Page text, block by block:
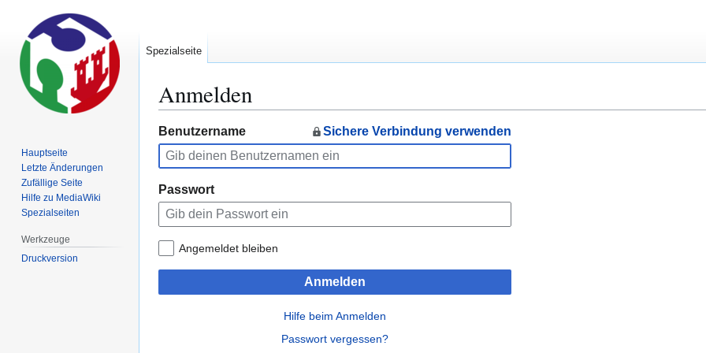
Anmelden
Zur
Navigation
springen
Zur
Suche
springen
Benutzername Sichere Verbindung verwenden
Passwort
Angemeldet bleiben
Anmelden
Hilfe beim Anmelden
Passwort vergessen?
Spezialseite
Hauptseite
Letzte Änderungen
Zufällige Seite
Hilfe zu MediaWiki
Spezialseiten
Werkzeuge
Druckversion